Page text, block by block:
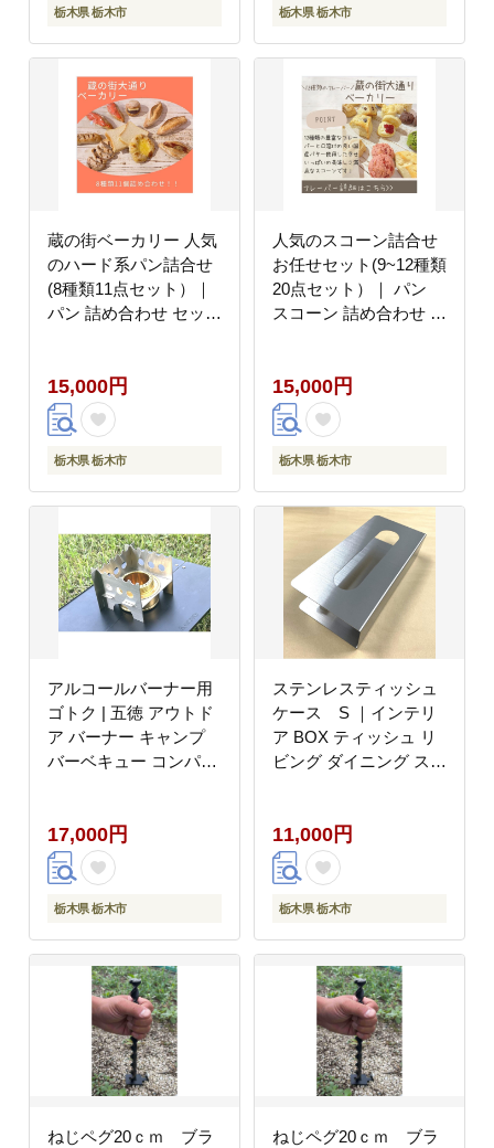
栃木県 栃木市 栃木県 栃木市
蔵の街ベーカリー 人気
のハード系パン詰合せ
(8種類11点セット）｜
パン 詰め合わせ セット
15,000円
栃木県 栃木市
人気のスコーン詰合せ
お任せセット(9~12種類
20点セット）｜ パン
スコーン 詰め合わせ セ
15,000円
栃木県 栃木市
アルコールバーナー用
ゴトク | 五徳 アウトド
ア バーナー キャンプ
バーベキュー コンパク
17,000円
栃木県 栃木市
ステンレスティッシュ
ケース S ｜インテリ
ア BOX ティッシュ リ
ビング ダイニング スタ
11,000円
栃木県 栃木市
ねじペグ20ｃｍ ブラ
ねじペグ20ｃｍ ブラ